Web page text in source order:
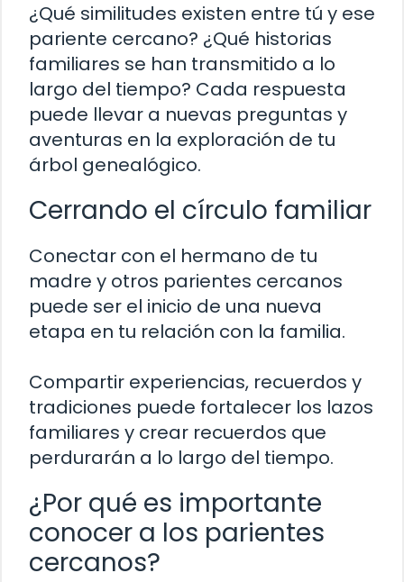
¿Qué similitudes existen entre tú y ese
pariente cercano? ¿Qué historias
familiares se han transmitido a lo
largo del tiempo? Cada respuesta
puede llevar a nuevas preguntas y
aventuras en la exploración de tu
árbol genealógico.
Cerrando el círculo familiar
Conectar con el hermano de tu
madre y otros parientes cercanos
puede ser el inicio de una nueva
etapa en tu relación con la familia.
Compartir experiencias, recuerdos y
tradiciones puede fortalecer los lazos
familiares y crear recuerdos que
perdurarán a lo largo del tiempo.
¿Por qué es importante
conocer a los parientes
cercanos?